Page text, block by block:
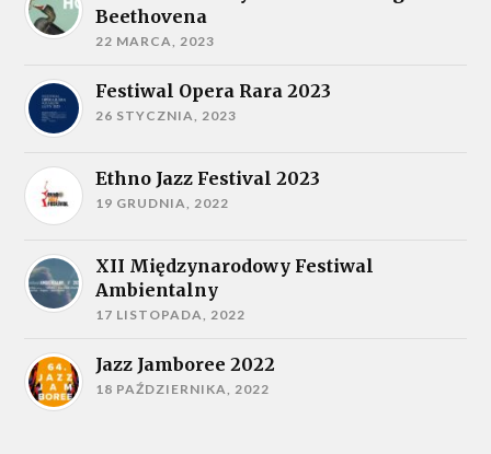
Beethovena
22 MARCA, 2023
Festiwal Opera Rara 2023
26 STYCZNIA, 2023
Ethno Jazz Festival 2023
19 GRUDNIA, 2022
XII Międzynarodowy Festiwal
Ambientalny
17 LISTOPADA, 2022
Jazz Jamboree 2022
18 PAŹDZIERNIKA, 2022